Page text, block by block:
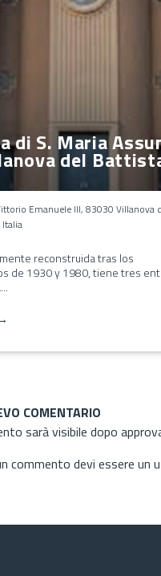
di S. Maria
del
Emanuele III, 83030 Villanova
Italia
reconstruida tras los
de 1930 y 1980, tiene tres
COMENTARIO
sarà visibile dopo
commento devi essere